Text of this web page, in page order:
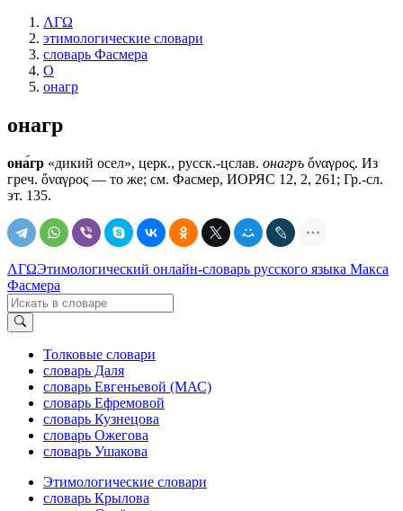
ΛΓΩ
этимологические словари
словарь Фасмера
О
онагр
онагр
она́гр «дикий осел», церк., русск.-цслав. онагръ ὄναγρος. Из
греч. ὄναγρος — то же; см. Фасмер, ИОРЯС 12, 2, 261; Гр.-сл.
эт. 135.
ΛΓΩЭтимологический онлайн-словарь русского языка Макса
Фасмера
Толковые словари
словарь Даля
словарь Евгеньевой (МАС)
словарь Ефремовой
словарь Кузнецова
словарь Ожегова
словарь Ушакова
Этимологические словари
словарь Крылова